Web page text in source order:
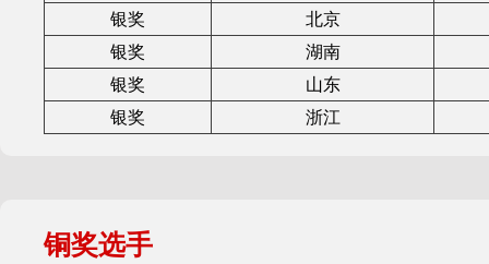
银奖
北京
银奖
湖南
银奖
山东
银奖
浙江
铜奖选手